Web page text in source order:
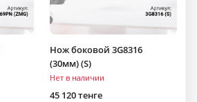
Нож боковой 3G8316
(30мм) (S)
Нет в наличии
45 120 тенге